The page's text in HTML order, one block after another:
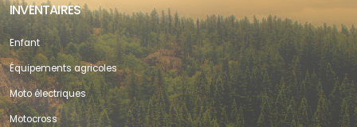
INVENTAIRES
Enfant
Équipements agricoles
Moto électriques
Motocross